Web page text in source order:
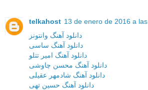
telkahost 13 de enero de 2016 a las
دانلود آهنگ وانتونز
دانلود آهنگ ساسی
دانلود آهنگ امیر تتلو
دانلود آهنگ محسن چاوشی
دانلود آهنگ شادمهر عقیلی
دانلود آهنگ حسین تهی